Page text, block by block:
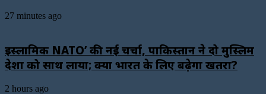
27 minutes ago
इस्लामिक NATO’ की नई चर्चा, पाकिस्तान ने दो मुस्लिम
देशों को साथ लाया; क्या भारत के लिए बढ़ेगा खतरा?
2 hours ago